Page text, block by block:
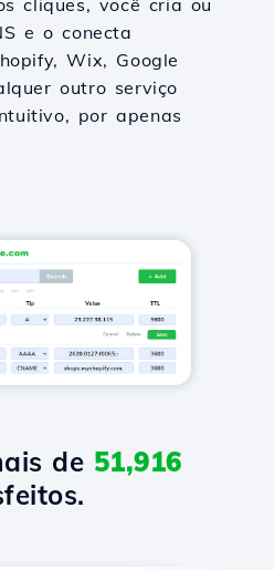
cliques, você cria ou
e o conecta
Wix, Google
outro serviço
por apenas
de 51,916